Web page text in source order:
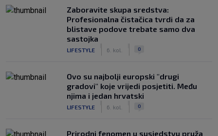
Zaboravite skupa sredstva:
Profesionalna čistačica tvrdi da za
blistave podove trebate samo dva
sastojka
LIFESTYLE 6. kol. 0
Ovo su najbolji europski "drugi
gradovi" koje vrijedi posjetiti. Među
njima i jedan hrvatski
LIFESTYLE 6. kol. 0
Prirodni fenomen u susjedstvu pruža